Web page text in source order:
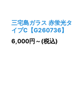
三宅島ガラス 赤蛍光タ
イプC【G260736】
6,000円 ～ (税込)